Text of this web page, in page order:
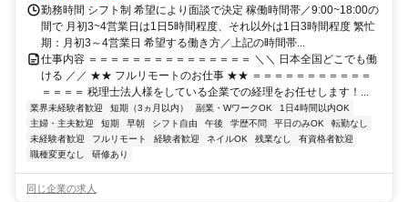
勤務時間 シフト制 希望により面談で決定 稼働時間帯／9:00~18:00の
間で 月初3~4営業日は1日5時間程度、それ以外は1日3時間程度 繁忙
期：月初3～4営業日 希望する働き方／上記の時間帯...
仕事内容 ＝＝＝＝＝＝＝＝＝＝＝＝＝＝＝ ＼＼ 日本全国どこでも働
ける ／／ ★★ フルリモートのお仕事 ★★ ＝＝＝＝＝＝＝＝＝＝＝
＝＝＝＝ 税理士法人様をしている企業での経理をお任せします！...
業界未経験者歓迎 短期（3ヵ月以内） 副業・WワークOK
1日4時間以内OK
主婦・主夫歓迎
短期 早朝 シフト自由 午後 学歴不問 平日のみOK
転勤なし
未経験者歓迎
フルリモート 経験者歓迎 ネイルOK 残業なし
有資格者歓迎
職種変更なし
研修あり
同じ企業の求人